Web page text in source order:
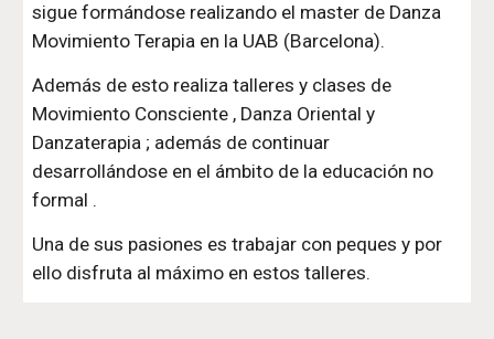
sigue formándose realizando el master de Danza
Movimiento Terapia en la UAB (Barcelona).
Además de esto realiza talleres y clases de
Movimiento Consciente , Danza Oriental y
Danzaterapia ; además de continuar
desarrollándose en el ámbito de la educación no
formal .
Una de sus pasiones es trabajar con peques y por
ello disfruta al máximo en estos talleres.